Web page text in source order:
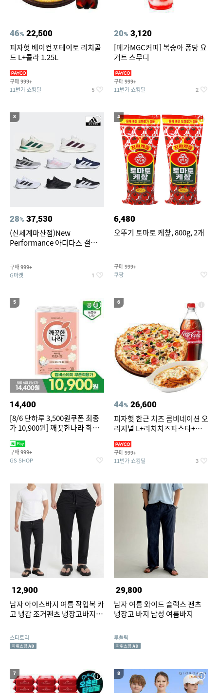
46% 22,500
피자헛 베이컨포테이토 리치골
드 L+콜라 1.25L
구매 999+
11번가 쇼킹딜 5
20% 3,120
[메가MGC커피] 복숭아 퐁당 요
거트 스무디
구매 999+
11번가 쇼킹딜 2
3
28% 37,530
(신세계마산점)New
Performance 아디다스 갤럭시
구매 999+
G마켓 1
4
6,480
오뚜기 토마토 케챂, 800g, 2개
구매 999+
쿠팡
5
14,400
[8/6 단하루 3,500원쿠폰 최종
가 10,900원] 깨끗한나라 화장
롤
구매 999+
GS SHOP
6
44% 26,600
피자헛 한근 치즈 콤비네이션 오
리지널 L+리치치즈파스타+콜
구매 999+
11번가 쇼킹딜 3
12,900
남자 아이스바지 여름 작업복 카
고 냉감 조거팬츠 냉장고바지 일
스타토리
29,800
남자 여름 와이드 슬랙스 팬츠
냉장고 바지 남성 여름바지
루플릭
7 8